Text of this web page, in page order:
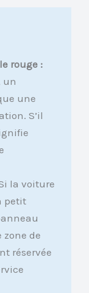
rouge :
un
une
S’il
la voiture
petit
zone de
réservée